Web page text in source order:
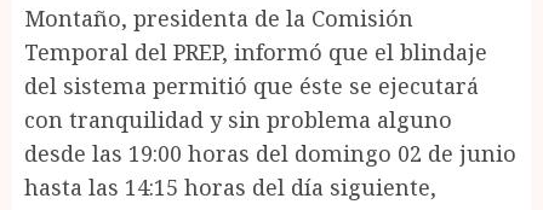
Montaño, presidenta de la Comisión
Temporal del PREP, informó que el blindaje
del sistema permitió que éste se ejecutará
con tranquilidad y sin problema alguno
desde las 19:00 horas del domingo 02 de junio
hasta las 14:15 horas del día siguiente,